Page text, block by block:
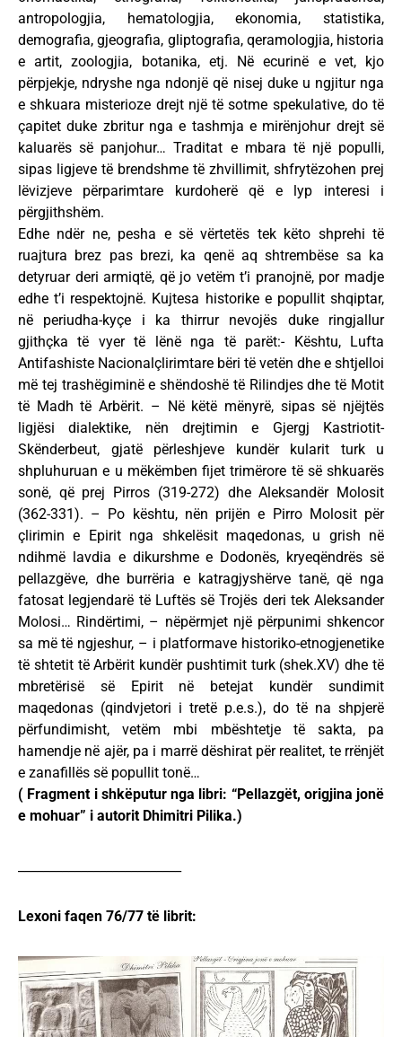
antropologjia, hematologjia, ekonomia, statistika,
demografia, gjeografia, gliptografia, qeramologjia, historia
e artit, zoologjia, botanika, etj. Në ecurinë e vet, kjo
përpjekje, ndryshe nga ndonjë që nisej duke u ngjitur nga
e shkuara misterioze drejt një të sotme spekulative, do të
çapitet duke zbritur nga e tashmja e mirënjohur drejt së
kaluarës së panjohur… Traditat e mbara të një populli,
sipas ligjeve të brendshme të zhvillimit, shfrytëzohen prej
lëvizjeve përparimtare kurdoherë që e lyp interesi i
përgjithshëm.
Edhe ndër ne, pesha e së vërtetës tek këto shprehi të
ruajtura brez pas brezi, ka qenë aq shtrembëse sa ka
detyruar deri armiqtë, që jo vetëm t’i pranojnë, por madje
edhe t’i respektojnë. Kujtesa historike e popullit shqiptar,
në periudha-kyçe i ka thirrur nevojës duke ringjallur
gjithçka të vyer të lënë nga të parët:- Kështu, Lufta
Antifashiste Nacionalçlirimtare bëri të vetën dhe e shtjelloi
më tej trashëgiminë e shëndoshë të Rilindjes dhe të Motit
të Madh të Arbërit. – Në këtë mënyrë, sipas së njëjtës
ligjësi dialektike, nën drejtimin e Gjergj Kastriotit-
Skënderbeut, gjatë përleshjeve kundër kularit turk u
shpluhuruan e u mëkëmben fijet trimërore të së shkuarës
sonë, që prej Pirros (319-272) dhe Aleksandër Molosit
(362-331). – Po kështu, nën prijën e Pirro Molosit për
çlirimin e Epirit nga shkelësit maqedonas, u grish në
ndihmë lavdia e dikurshme e Dodonës, kryeqëndrës së
pellazgëve, dhe burrëria e katragjyshërve tanë, që nga
fatosat legjendarë të Luftës së Trojës deri tek Aleksander
Molosi… Rindërtimi, – nëpërmjet një përpunimi shkencor
sa më të ngjeshur, – i platformave historiko-etnogjenetike
të shtetit të Arbërit kundër pushtimit turk (shek.XV) dhe të
mbretërisë së Epirit në betejat kundër sundimit
maqedonas (qindvjetori i tretë p.e.s.), do të na shpjerë
përfundimisht, vetëm mbi mbështetje të sakta, pa
hamendje në ajër, pa i marrë dëshirat për realitet, te rrënjët
e zanafillës së popullit tonë…
( Fragment i shkëputur nga libri: “Pellazgët, origjina jonë
e mohuar” i autorit Dhimitri Pilika.)
Lexoni faqen 76/77 të librit: